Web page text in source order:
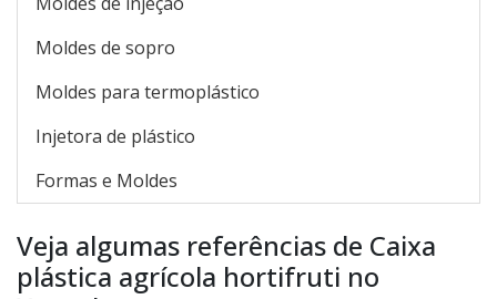
Moldes de sopro
Moldes para termoplástico
Injetora de plástico
Formas e Moldes
Veja algumas referências de Caixa
plástica agrícola hortifruti no